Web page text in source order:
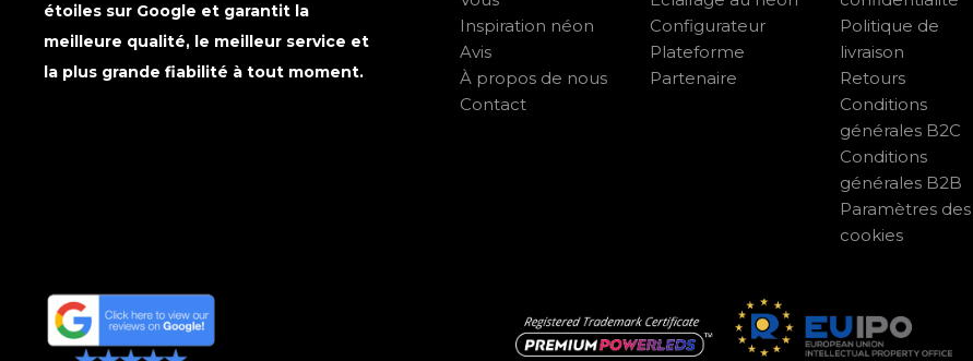
étoiles sur Google et garantit la
meilleure qualité, le meilleur service et
la plus grande fiabilité à tout moment.
Inspiration néon
Avis
À propos de nous
Contact
Configurateur
Plateforme
Partenaire
Politique de
livraison
Retours
Conditions
générales B2C
Conditions
générales B2B
Paramètres des
cookies